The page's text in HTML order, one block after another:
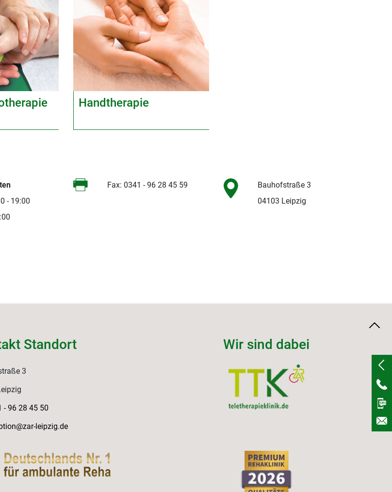
Handtherapie
- 19:00
Fax: 0341 - 96 28 45 59
Bauhofstraße 3
04103 Leipzig
Standort
3
- 96 28 45 50
leipzig.de
Wir sind dabei